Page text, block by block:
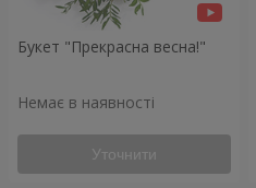
Букет "Прекрасна весна!"
Немає в наявності
Уточнити